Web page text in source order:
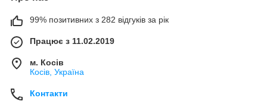
99% позитивних з 282 відгуків за рік
Працює з 11.02.2019
м. Косів
Косів, Україна
Контакти